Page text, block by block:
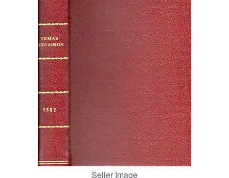
Art & Collectibles
Textbooks
Start Selling
CLOSE
Seller Image